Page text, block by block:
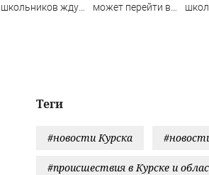
школьников ждут
может перейти в
Теги
#новости Курска
#происшествия в Курске и